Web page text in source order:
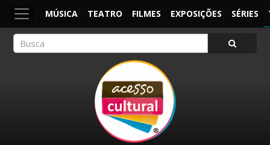
MÚSICA TEATRO FILMES EXPOSIÇÕES SÉRIES